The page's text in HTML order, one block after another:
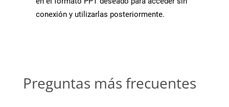
conexión y utilizarlas posteriormente.
Preguntas más frecuentes